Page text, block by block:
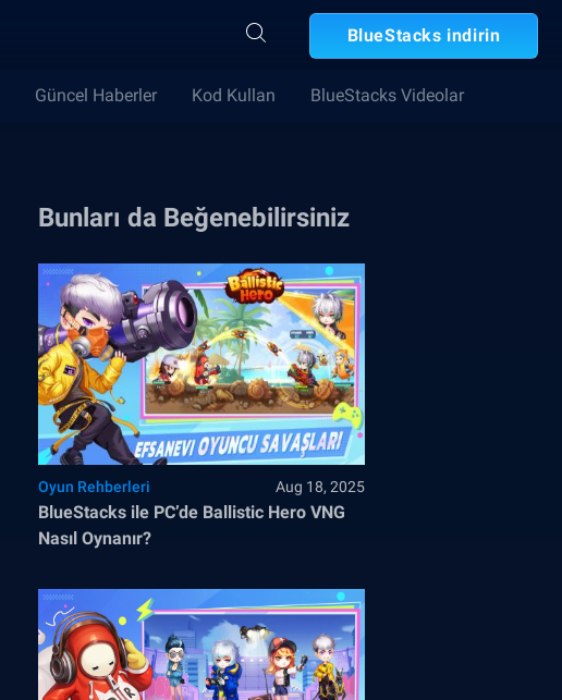
BlueStacks indirin
Güncel Haberler Kod Kullan BlueStacks Videolar
Bunları da Beğenebilirsiniz
Oyun Rehberleri Aug 18, 2025
BlueStacks ile PC’de Ballistic Hero VNG
Nasıl Oynanır?